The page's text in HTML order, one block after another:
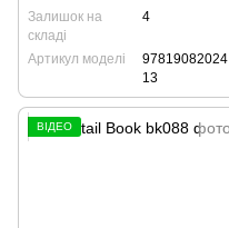
Залишок на
складі
4
Артикул моделі
97819082024
13
ВІДЕО